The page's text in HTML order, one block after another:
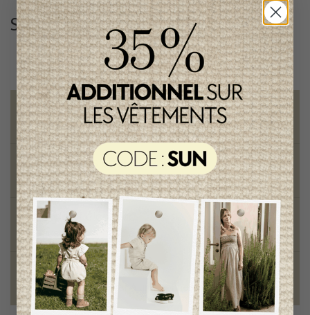
Suivez-nous@lenfantillon
Livraison gratuite
sur toute commande de 100 $ et plus
Vêtements chics et tendances
pour mamans et enfants
Style et élégance
qualité remarquable
Fondation des étoiles
fiers de collaborer à une bonne cause